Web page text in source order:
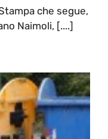
che segue,
Naimoli, [....]